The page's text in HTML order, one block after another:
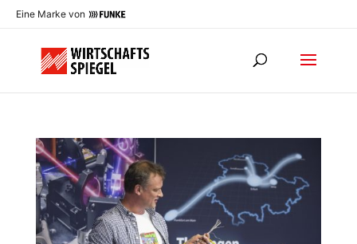
Eine Marke von